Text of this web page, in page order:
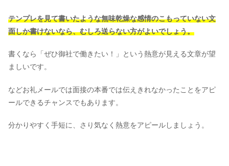
テンプレを見て書いたような無味乾燥な感情のこもっていない文
面しか書けないなら、むしろ送らない方がよいでしょう。
書くなら「ぜひ御社で働きたい！」という熱意が見える文章が望
ましいです。
などお礼メールでは面接の本番では伝えきれなかったことをアピ
ールできるチャンスでもあります。
分かりやすく手短に、さり気なく熱意をアピールしましょう。